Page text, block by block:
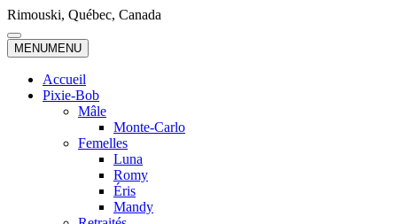
Skip
to
content
Rimouski, Québec, Canada
MENUMENU
Accueil
Pixie-Bob
Mâle
Monte-Carlo
Femelles
Luna
Romy
Éris
Mandy